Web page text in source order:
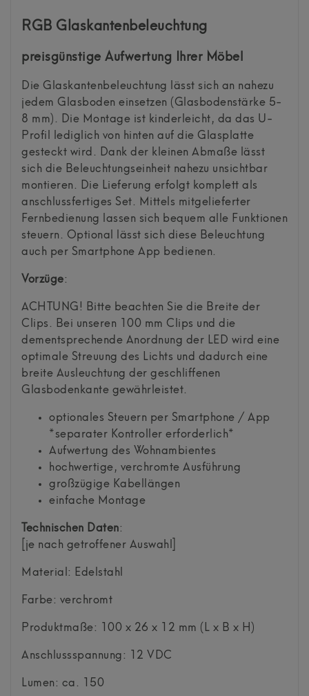
RGB Glaskantenbeleuchtung
preisgünstige Aufwertung Ihrer Möbel
Die Glaskantenbeleuchtung lässt sich an nahezu
jedem Glasboden einsetzen (Glasbodenstärke 5-
8 mm). Die Montage ist kinderleicht, da das U-
Profil lediglich von hinten auf die Glasplatte
gesteckt wird. Dank der kleinen Abmaße lässt
sich die Beleuchtungseinheit nahezu unsichtbar
montieren. Die Lieferung erfolgt komplett als
anschlussfertiges Set. Mittels mitgelieferter
Fernbedienung lassen sich bequem alle Funktionen
steuern. Optional lässt sich diese Beleuchtung
auch per Smartphone App bedienen.
Vorzüge:
ACHTUNG! Bitte beachten Sie die Breite der
Clips. Bei unseren 100 mm Clips und die
dementsprechende Anordnung der LED wird eine
optimale Streuung des Lichts und dadurch eine
breite Ausleuchtung der geschliffenen
Glasbodenkante gewährleistet.
optionales Steuern per Smartphone / App
*separater Kontroller erforderlich*
Aufwertung des Wohnambientes
hochwertige, verchromte Ausführung
großzügige Kabellängen
einfache Montage
Technischen Daten:
[je nach getroffener Auswahl]
Material: Edelstahl
Farbe: verchromt
Produktmaße: 100 x 26 x 12 mm (L x B x H)
Anschlussspannung: 12 VDC
Lumen: ca. 150